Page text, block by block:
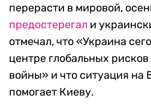
перерасти в мировой,
предостерегал и
отмечал, что «Украина
центре глобальных
войны» и что ситуация на
помогает Киеву.